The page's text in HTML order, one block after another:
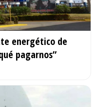
energético de
pagarnos”